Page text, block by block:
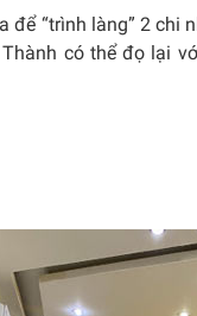
“trình làng” 2 chi
có thể đọ lại